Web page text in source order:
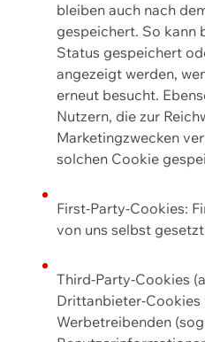
bleiben auch nach
gespeichert. So kann
Status gespeichert
angezeigt werden,
erneut besucht.
Nutzern, die zur
Marketingzwecken
solchen Cookie
First-Party-Cookies:
von uns selbst
Third-Party-Cookies
Drittanbieter-Cookies
Werbetreibenden